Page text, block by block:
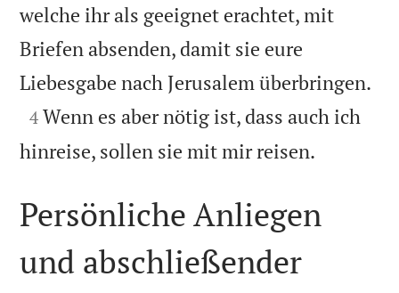
welche ihr als geeignet erachtet, mit
Briefen absenden, damit sie eure
Liebesgabe nach Jerusalem überbringen.

4 Wenn es aber nötig ist, dass auch ich
hinreise, sollen sie mit mir reisen.
Persönliche Anliegen
und abschließender